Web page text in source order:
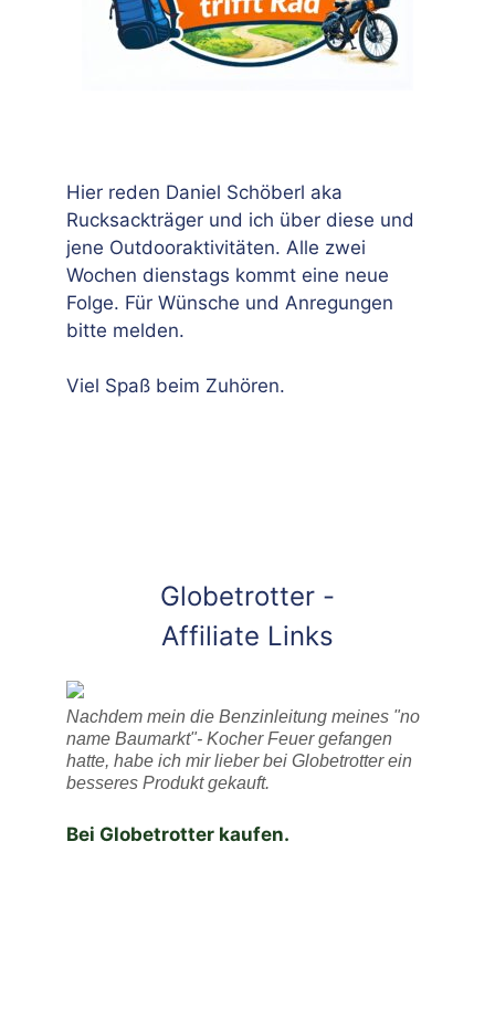
Hier reden Daniel Schöberl aka
Rucksackträger und ich über diese und
jene Outdooraktivitäten. Alle zwei
Wochen dienstags kommt eine neue
Folge. Für Wünsche und Anregungen
bitte melden.
Viel Spaß beim Zuhören.
Globetrotter -
Affiliate Links
Nachdem mein die Benzinleitung meines "no
name Baumarkt"- Kocher Feuer gefangen
hatte, habe ich mir lieber bei Globetrotter ein
besseres Produkt gekauft.
Bei Globetrotter kaufen.